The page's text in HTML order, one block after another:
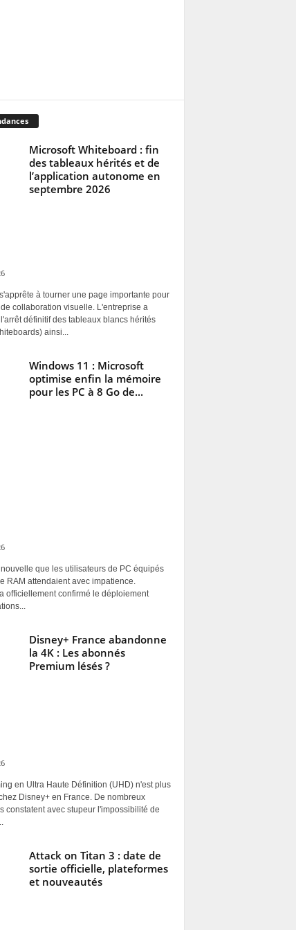
Microsoft Whiteboard : fin
des tableaux hérités et de
l’application autonome en
septembre 2026
à tourner une page importante pour
collaboration visuelle. L'entreprise a
définitif des tableaux blancs hérités
ainsi...
Windows 11 : Microsoft
optimise enfin la mémoire
pour les PC à 8 Go de...
que les utilisateurs de PC équipés
RAM attendaient avec impatience.
officiellement confirmé le déploiement
Disney+ France abandonne
la 4K : Les abonnés
Premium lésés ?
en Ultra Haute Définition (UHD) n'est plus
Disney+ en France. De nombreux
constatent avec stupeur l'impossibilité de
Attack on Titan 3 : date de
sortie officielle, plateformes
et nouveautés